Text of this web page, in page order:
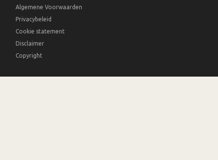
Algemene Voorwaarden
Privacybeleid
Cookie statement
Disclaimer
Copyright